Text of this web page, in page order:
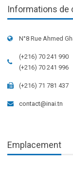
Informations de
N°8 Rue Ahmed
(+216) 70 241 990
(+216) 70 241 996
(+216) 71 781 437
contact@inai.tn
Emplacement